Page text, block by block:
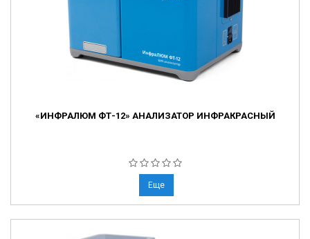
«ИНФРАЛЮМ ФТ-12» АНАЛИЗАТОР ИНФРАКРАСНЫЙ
Еще